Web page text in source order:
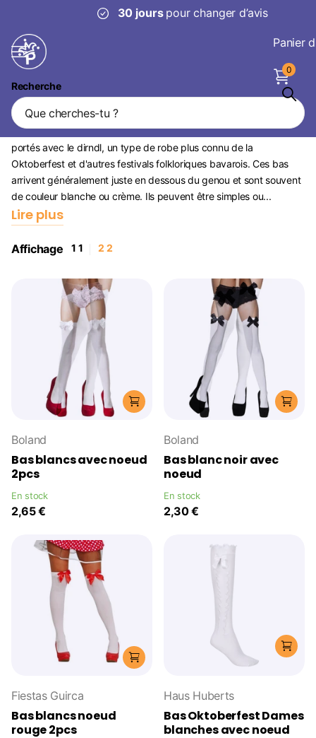
30 jourspour changer d’avis
Recherche
Panier
0
Bas Dirndl
Les bas dirndl sont un style spécifique de bas traditionnellement
portés avec le dirndl, un type de robe plus connu de la
Oktoberfest et d'autres festivals folkloriques bavarois. Ces bas
arrivent généralement juste en dessous du genou et sont souvent
de couleur blanche ou crème. Ils peuvent être simples ou...
Lire plus
Affichage 1 1 2 2
Boland
Bas blancs avec noeud
2pcs
En stock
2,65 €
Boland
Bas blanc noir avec
noeud
En stock
2,30 €
Fiestas Guirca
Bas blancs noeud
rouge 2pcs
Haus Huberts
Bas Oktoberfest Dames
blanches avec noeud